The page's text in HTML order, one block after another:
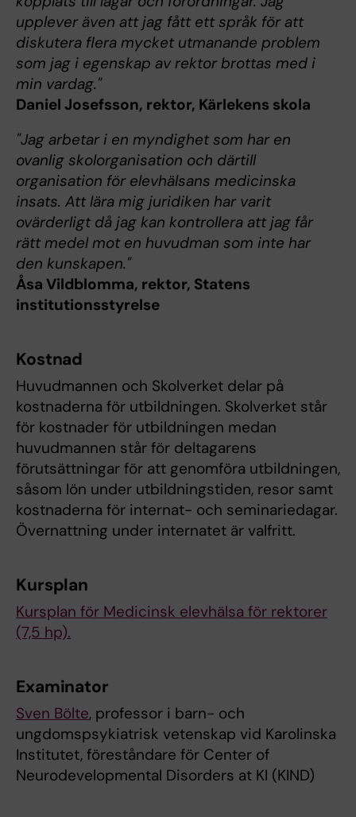
upplever även att jag fått ett språk för att
diskutera flera mycket utmanande problem
som jag i egenskap av rektor brottas med i
min vardag."
Daniel Josefsson, rektor, Kärlekens skola
"Jag arbetar i en myndighet som har en
ovanlig skolorganisation och därtill
organisation för elevhälsans medicinska
insats. Att lära mig juridiken har varit
ovärderligt då jag kan kontrollera att jag får
rätt medel mot en huvudman som inte har
den kunskapen."
Åsa Vildblomma, rektor, Statens
institutionsstyrelse
Kostnad
Huvudmannen och Skolverket delar på
kostnaderna för utbildningen. Skolverket står
för kostnader för utbildningen medan
huvudmannen står för deltagarens
förutsättningar för att genomföra utbildningen,
såsom lön under utbildningstiden, resor samt
kostnaderna för internat- och seminariedagar.
Övernattning under internatet är valfritt.
Kursplan
Kursplan för Medicinsk elevhälsa för rektorer
(7,5 hp).
Examinator
Sven Bölte, professor i barn- och
ungdomspsykiatrisk vetenskap vid Karolinska
Institutet, föreståndare för Center of
Neurodevelopmental Disorders at KI (KIND)